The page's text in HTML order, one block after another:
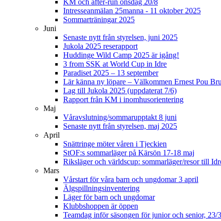
Intresseanmälan 25manna - 11 oktober 2025
Sommarträningar 2025
Juni
Senaste nytt från styrelsen, juni 2025
Jukola 2025 reserapport
Huddinge Wild Camp 2025 är igång!
3 from SSK at World Cup in Idre
Paradiset 2025 – 13 september
Lär känna ny löpare – Välkommen Ernest Pou
Lag till Jukola 2025 (uppdaterat 7/6)
Rapport från KM i inomhusorientering
Maj
Våravslutning/sommarupptakt 8 juni
Senaste nytt från styrelsen, maj 2025
April
Snättringe möter våren i Tjeckien
StOF:s sommarläger på Kärsön 17-18 maj
Riksläger och världscup: sommarläger/resor till
Mars
Vårstart för våra barn och ungdomar 3 april
Älgspillningsinventering
Läger för barn och ungdomar
Klubbshoppen är öppen
Teamdag inför säsongen för junior och senior, 23/3